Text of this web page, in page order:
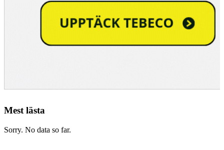
Mest lästa
Sorry. No data so far.